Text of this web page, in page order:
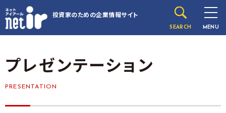
投資家のための企業情報サイト
SEARCH MENU
プレゼンテーション
PRESENTATION